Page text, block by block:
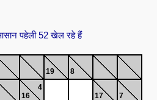
पहेली 52 खेल रहे हैं
19
8
4
16
17
7